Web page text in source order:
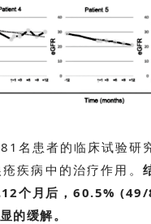
名患者的临床试验研
疾病中的治疗作用。
12个月后，60.5%
的缓解。